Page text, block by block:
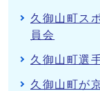
久御山町ス
員会
久御山町選
久御山町が